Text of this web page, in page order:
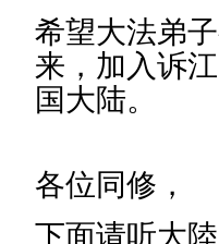
希望大法弟
来，加入诉
国大陆。
各位同修，
下面请听大